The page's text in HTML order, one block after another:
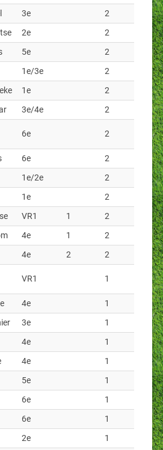
3e
2
2e
2
5e
2
1e/3e
2
1e
2
3e/4e 2
6e 2
6e
2
1e/2e
2
1e
2
VR1 1
2
4e 1
2
4e 2 2
VR1 1
4e
1
3e
1
4e
1
4e
1
5e
1
6e
1
6e
1
2e 1